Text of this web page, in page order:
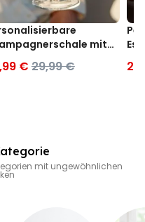
mit
€ 29,99 €
mit ungewöhnlichen